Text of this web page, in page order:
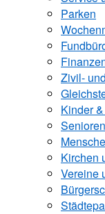
Parken
Zivil-
Kinder
Senioren
Kirchen
Vereine